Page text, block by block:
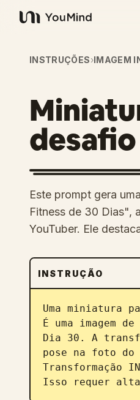
YouMind
INSTRUÇÕES›IMAGEM
Este prompt gera
Fitness de 30 Dias",
YouTuber. Ele
INSTRUÇÃO
Uma miniatura
É uma imagem
Dia 30. A
pose na foto do
Transformação
Isso requer